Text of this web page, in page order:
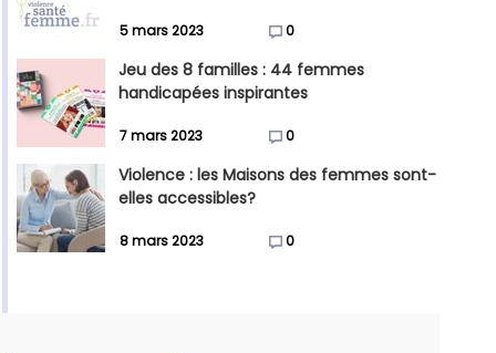
5 mars 2023 0
Jeu des 8 familles : 44 femmes
handicapées inspirantes
7 mars 2023 0
Violence : les Maisons des femmes sont-
elles accessibles?
8 mars 2023 0